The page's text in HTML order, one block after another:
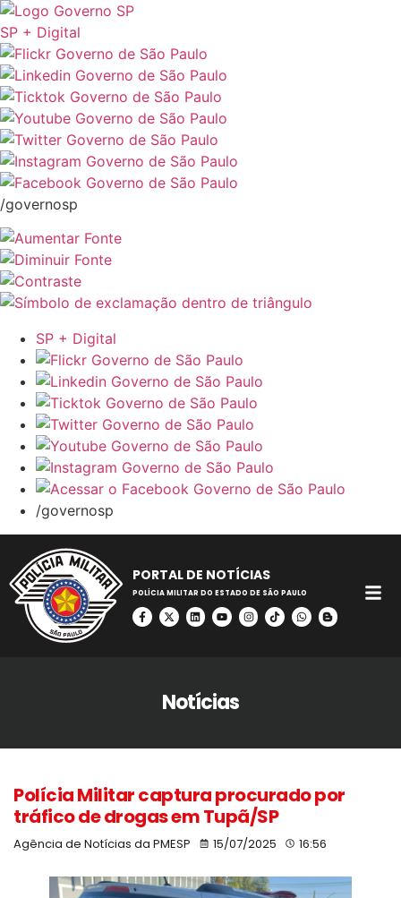
SP + Digital
/governosp
SP + Digital
/governosp
PORTAL DE NOTÍCIAS
POLÍCIA MILITAR DO ESTADO DE SÃO PAULO
Notícias
Polícia Militar captura procurado por
tráfico de drogas em Tupã/SP
Agência de Notícias da PMESP 15/07/2025 16:56